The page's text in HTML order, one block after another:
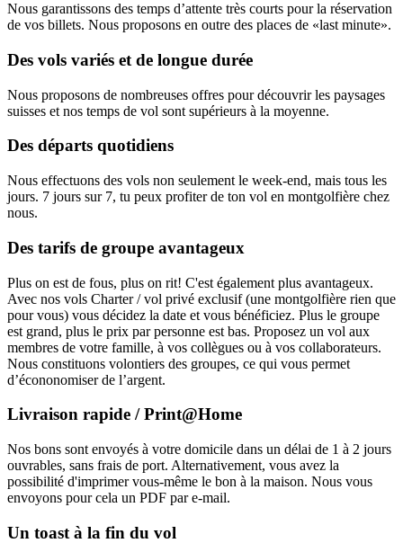
Nous garantissons des temps d’attente très courts pour la réservation
de vos billets. Nous proposons en outre des places de «last minute».
Des vols variés et de longue durée
Nous proposons de nombreuses offres pour découvrir les paysages
suisses et nos temps de vol sont supérieurs à la moyenne.
Des départs quotidiens
Nous effectuons des vols non seulement le week-end, mais tous les
jours. 7 jours sur 7, tu peux profiter de ton vol en montgolfière chez
nous.
Des tarifs de groupe avantageux
Plus on est de fous, plus on rit! C'est également plus avantageux.
Avec nos vols Charter / vol privé exclusif (une montgolfière rien que
pour vous) vous décidez la date et vous bénéficiez. Plus le groupe
est grand, plus le prix par personne est bas. Proposez un vol aux
membres de votre famille, à vos collègues ou à vos collaborateurs.
Nous constituons volontiers des groupes, ce qui vous permet
d’écononomiser de l’argent.
Livraison rapide / Print@Home
Nos bons sont envoyés à votre domicile dans un délai de 1 à 2 jours
ouvrables, sans frais de port. Alternativement, vous avez la
possibilité d'imprimer vous-même le bon à la maison. Nous vous
envoyons pour cela un PDF par e-mail.
Un toast à la fin du vol